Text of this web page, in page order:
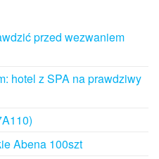
przed wezwaniem
hotel z SPA na prawdziwy
Abena 100szt